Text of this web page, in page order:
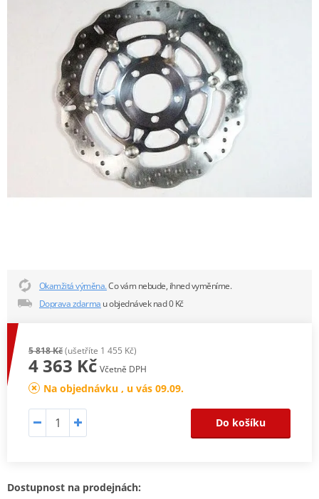
Okamžitá výměna.Co vám nebude, ihned vyměníme.
Doprava zdarma u objednávek nad 0 Kč
5 818 Kč(ušetříte 1 455 Kč)
4 363 Kč Včetně DPH
Na objednávku , u vás 09.09.
Do košíku
Dostupnost na prodejnách: